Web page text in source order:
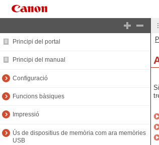
Principi del portal
Principi del manual
Configuració
Funcions bàsiques
Impressió
Ús de dispositius de memòria com ara memòries
USB